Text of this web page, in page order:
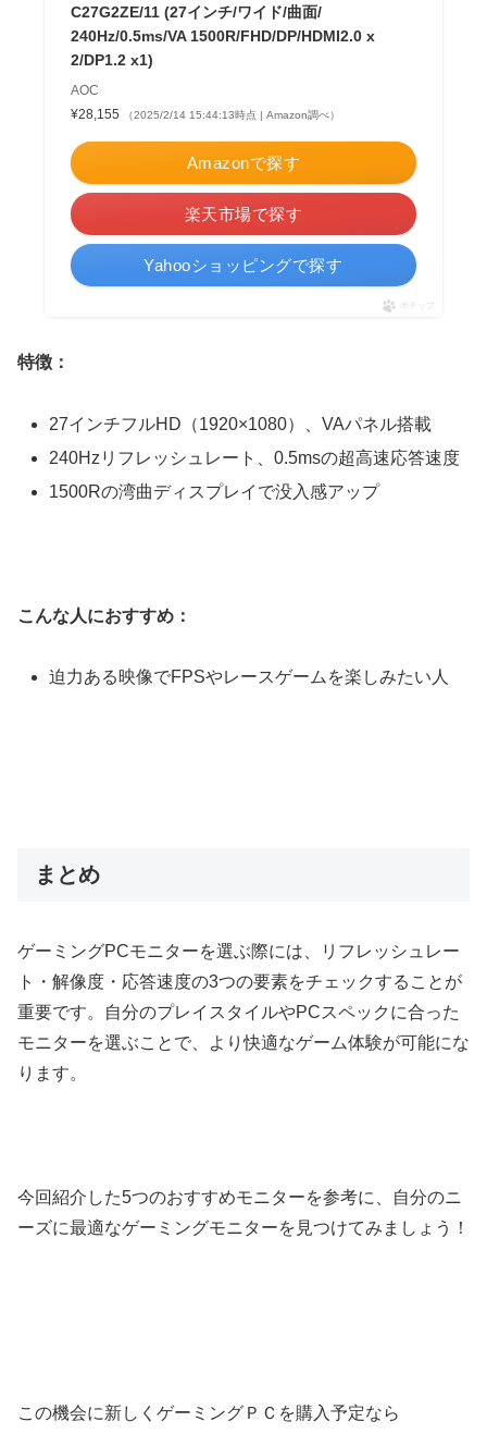
C27G2ZE/11 (27インチ/ワイド/曲面/
240Hz/0.5ms/VA 1500R/FHD/DP/HDMI2.0 x
2/DP1.2 x1)
AOC
¥28,155
（2025/2/14 15:44:13時点 | Amazon調べ）
Amazonで探す
楽天市場で探す
Yahooショッピングで探す
ポチップ
特徴：
27インチフルHD（1920×1080）、VAパネル搭載
240Hzリフレッシュレート、0.5msの超高速応答速度
1500Rの湾曲ディスプレイで没入感アップ
こんな人におすすめ：
迫力ある映像でFPSやレースゲームを楽しみたい人
まとめ
ゲーミングPCモニターを選ぶ際には、リフレッシュレー
ト・解像度・応答速度の3つの要素をチェックすることが
重要です。自分のプレイスタイルやPCスペックに合った
モニターを選ぶことで、より快適なゲーム体験が可能にな
ります。
今回紹介した5つのおすすめモニターを参考に、自分のニ
ーズに最適なゲーミングモニターを見つけてみましょう！
この機会に新しくゲーミングＰＣを購入予定なら